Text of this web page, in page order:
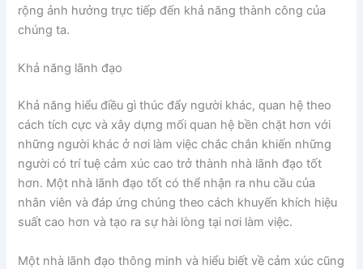
rộng ảnh hưởng trực tiếp đến khả năng thành công của
chúng ta.
Khả năng lãnh đạo
Khả năng hiểu điều gì thúc đẩy người khác, quan hệ theo
cách tích cực và xây dựng mối quan hệ bền chặt hơn với
những người khác ở nơi làm việc chắc chắn khiến những
người có trí tuệ cảm xúc cao trở thành nhà lãnh đạo tốt
hơn. Một nhà lãnh đạo tốt có thể nhận ra nhu cầu của
nhân viên và đáp ứng chúng theo cách khuyến khích hiệu
suất cao hơn và tạo ra sự hài lòng tại nơi làm việc.
Một nhà lãnh đạo thông minh và hiểu biết về cảm xúc cũng